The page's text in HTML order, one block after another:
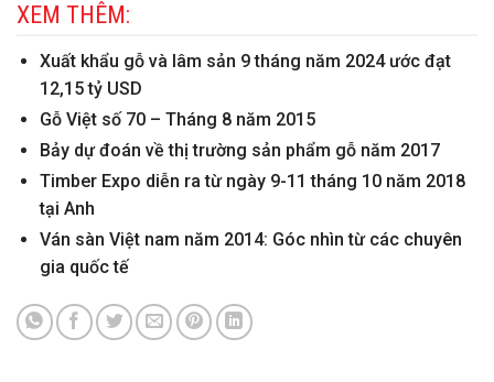
XEM THÊM:
Xuất khẩu gỗ và lâm sản 9 tháng năm 2024 ước đạt
12,15 tỷ USD
Gỗ Việt số 70 – Tháng 8 năm 2015
Bảy dự đoán về thị trường sản phẩm gỗ năm 2017
Timber Expo diễn ra từ ngày 9-11 tháng 10 năm 2018
tại Anh
Ván sàn Việt nam năm 2014: Góc nhìn từ các chuyên
gia quốc tế